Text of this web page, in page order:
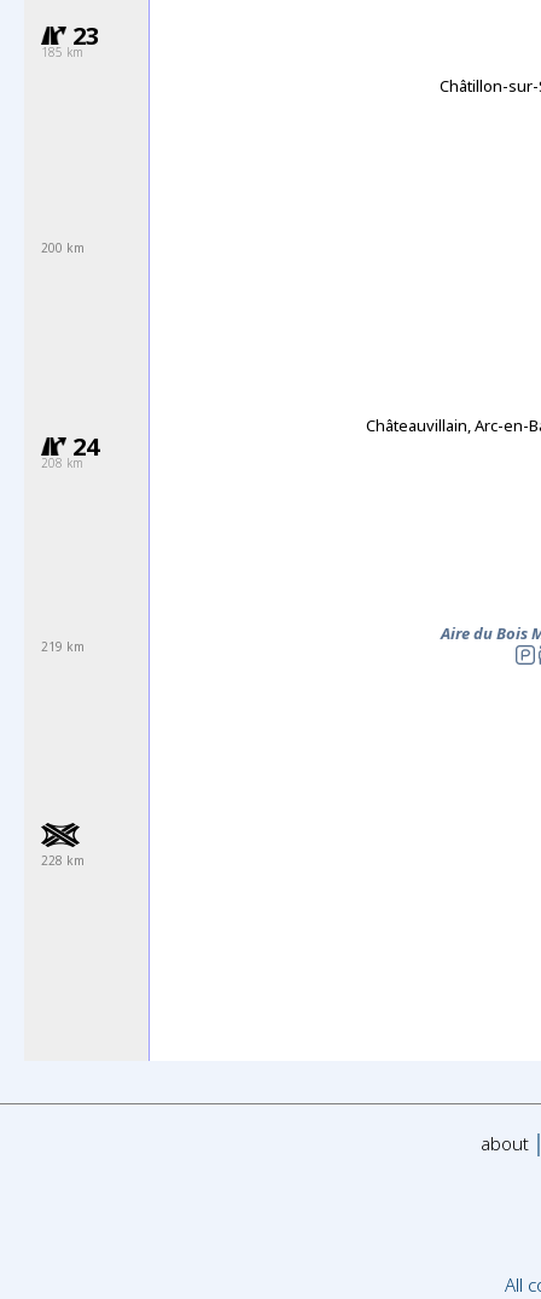
23
185 km
Châtillon-
200 km
24
208 km
Châteauvillain, Arc-en-
219 km
Aire du Bois
228 km
about
All